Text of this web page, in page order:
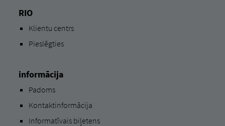
RIO
Klientu centrs
Pieslēgties
informācija
Padoms
Kontaktinformācija
Informatīvais biļetens